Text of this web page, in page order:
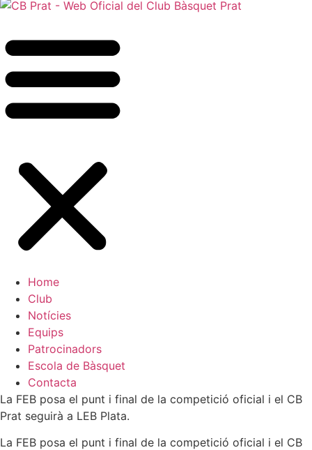
Home
Club
Notícies
Equips
Patrocinadors
Escola de Bàsquet
Contacta
La FEB posa el punt i final de la competició oficial i el CB
Prat seguirà a LEB Plata.
La FEB posa el punt i final de la competició oficial i el CB